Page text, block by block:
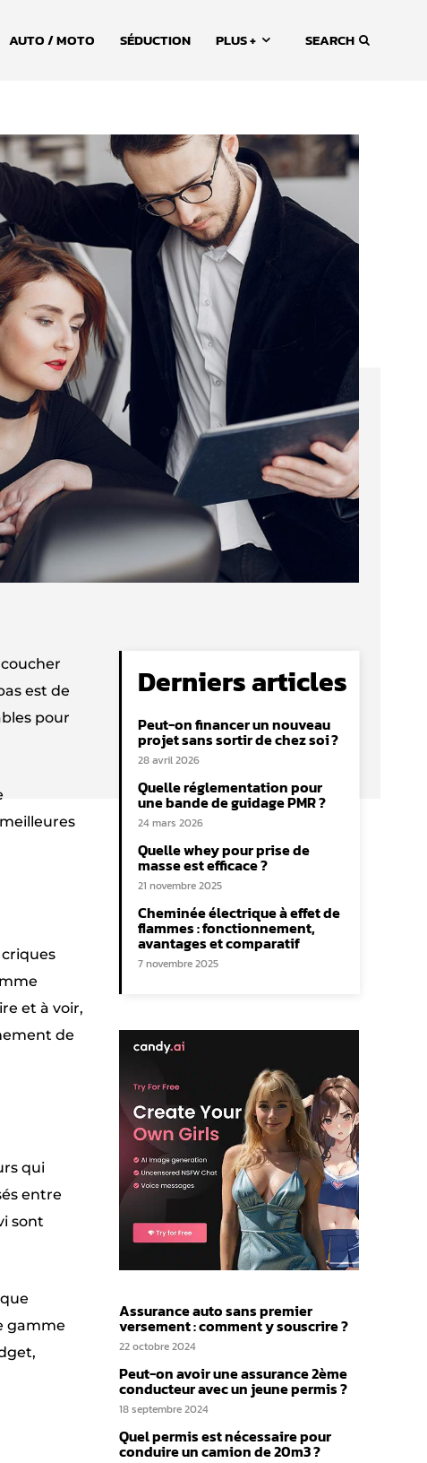
AUTO / MOTO SÉDUCTION PLUS + SEARCH
est de
pour
et à voir,
de
qui
entre
sont
gamme
Derniers articles
Peut-on financer un nouveau
projet sans sortir de chez soi ?
28 avril 2026
Quelle réglementation pour
une bande de guidage PMR ?
24 mars 2026
Quelle whey pour prise de
masse est efficace ?
21 novembre 2025
Cheminée électrique à effet de
flammes : fonctionnement,
avantages et comparatif
7 novembre 2025
Assurance auto sans premier
versement : comment y souscrire ?
22 octobre 2024
Peut-on avoir une assurance 2ème
conducteur avec un jeune permis ?
18 septembre 2024
Quel permis est nécessaire pour
conduire un camion de 20m3 ?